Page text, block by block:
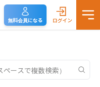
無料会員になる ログイン